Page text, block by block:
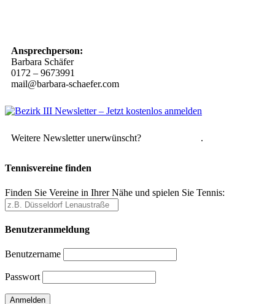
Ansprechperson:
Barbara Schäfer
0172 – 9673991
mail@barbara-schaefer.com
Weitere Newsletter unerwünscht? .
Tennisvereine finden
Finden Sie Vereine in Ihrer Nähe und spielen Sie Tennis:
Benutzeranmeldung
Benutzername
Passwort